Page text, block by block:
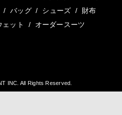
/ バッグ / シューズ /
財布
ット / オーダースーツ
INC. All Rights Reserved.